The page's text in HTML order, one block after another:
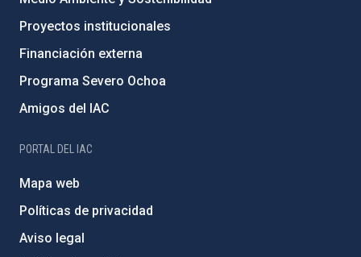
Proyectos institucionales
Financiación externa
Programa Severo Ochoa
Amigos del IAC
PORTAL DEL IAC
Mapa web
Políticas de privacidad
Aviso legal